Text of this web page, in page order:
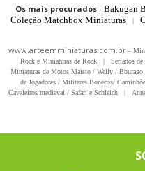
Os mais procurados- Bakugan
Coleção Matchbox Miniaturas
|
www.arteemminiaturas.com.br -
Rock e Miniaturas de Rock
| Seriados
Miniaturas de Motos Maisto / Welly / Bburago
de Jogadores / Militares Bonecos/
Cavaleiros medieval / Safari e Schleich
|